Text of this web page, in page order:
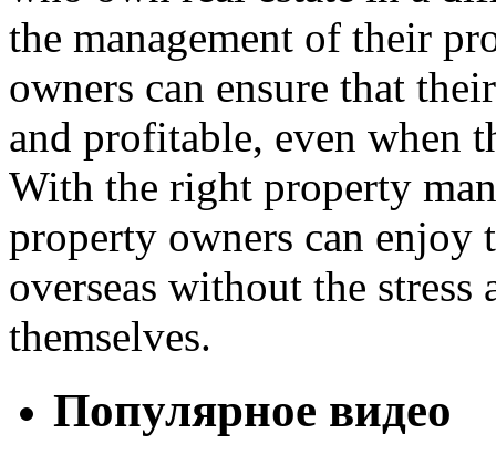
the management of their
owners can ensure that
and profitable, even when
With the right property
property owners can
overseas without the
themselves.
Популярное видео